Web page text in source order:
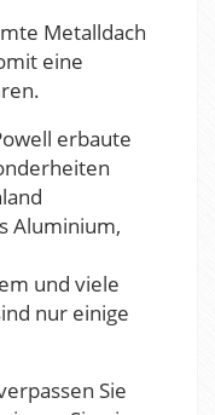
Metalldach
eine
erbaute
Aluminium,
und viele
nur einige
Sie